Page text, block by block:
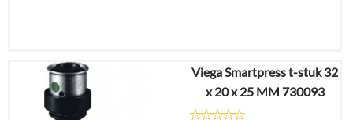
€47,61
€31,58
Viega Smartpress t-stuk 32
x 20 x 25 MM 730093